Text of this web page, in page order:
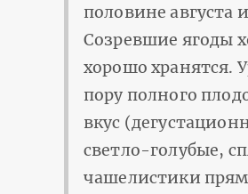
половине августа
Созревшие ягоды
хорошо хранятся.
пору полного
вкус
светло-голубые,
чашелистики